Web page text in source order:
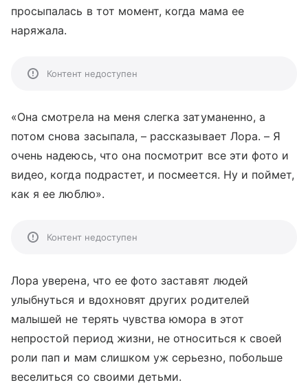
просыпалась в тот момент, когда мама ее
наряжала.
Контент недоступен
«Она смотрела на меня слегка затуманенно, а
потом снова засыпала, – рассказывает Лора. – Я
очень надеюсь, что она посмотрит все эти фото и
видео, когда подрастет, и посмеется. Ну и поймет,
как я ее люблю».
Контент недоступен
Лора уверена, что ее фото заставят людей
улыбнуться и вдохновят других родителей
малышей не терять чувства юмора в этот
непростой период жизни, не относиться к своей
роли пап и мам слишком уж серьезно, побольше
веселиться со своими детьми.